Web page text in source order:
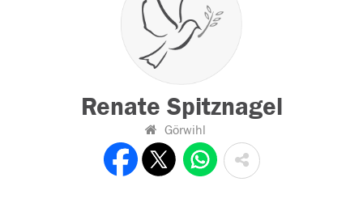
Renate Spitznagel
Görwihl